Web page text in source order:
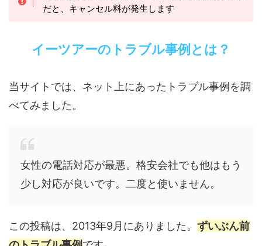
だと、キャンセル料が発生します
イーツアーのトラブル事例とは？
当サイトでは、ネット上にあったトラブル事例を調
べてみました。
女性の電話対応が最悪。格安会社でも他はもう
少し対応が良いです。二度と使いません。
この投稿は、2013年9月にありました。 ずいぶん前